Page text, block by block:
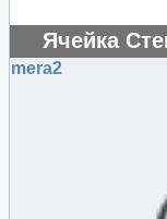
Ячейка
mera2